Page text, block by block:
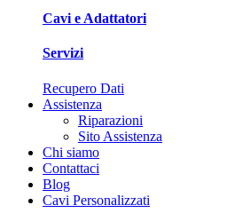
Cavi e Adattatori
Servizi
Recupero Dati
Assistenza
Riparazioni
Sito Assistenza
Chi siamo
Contattaci
Blog
Cavi Personalizzati